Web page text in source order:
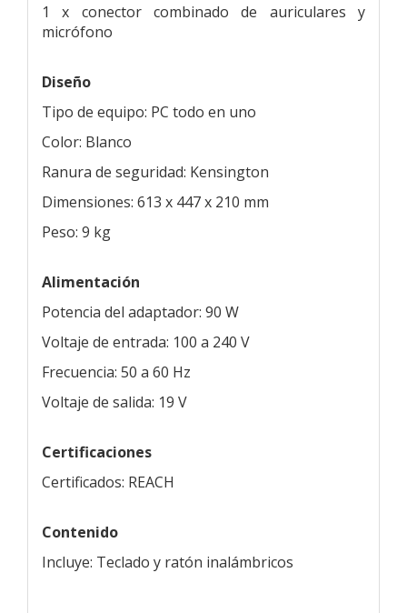
1 x conector combinado de auriculares y
micrófono
Diseño
Tipo de equipo: PC todo en uno
Color: Blanco
Ranura de seguridad: Kensington
Dimensiones: 613 x 447 x 210 mm
Peso: 9 kg
Alimentación
Potencia del adaptador: 90 W
Voltaje de entrada: 100 a 240 V
Frecuencia: 50 a 60 Hz
Voltaje de salida: 19 V
Certificaciones
Certificados: REACH
Contenido
Incluye: Teclado y ratón inalámbricos